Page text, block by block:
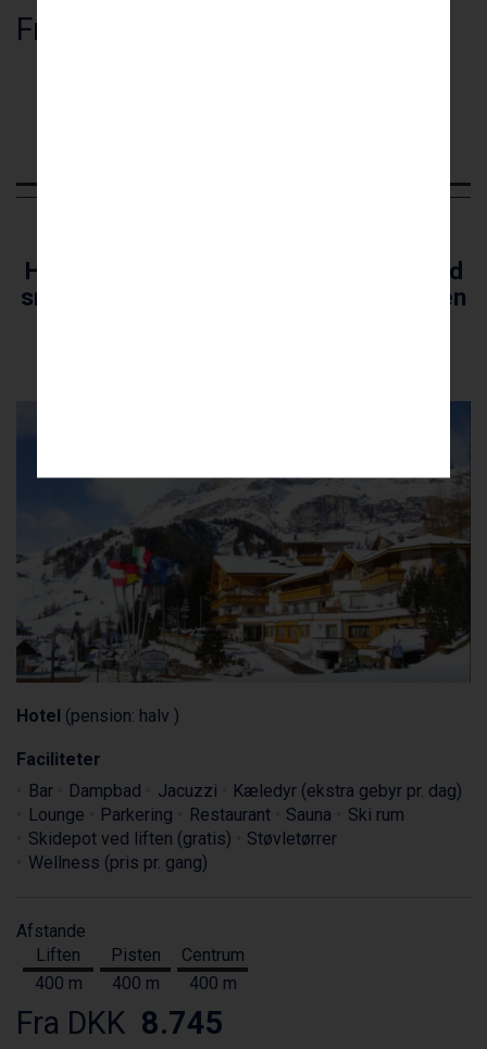
Fra DKK
Hotel beliggende centralt i Arabba med
smuk udsigt og skiopbevaring ved liften
Hotel (pension: halv )
Faciliteter
Bar
Dampbad Jacuzzi
Kæledyr (ekstra gebyr pr. dag)
Lounge
Parkering Restaurant Sauna
Ski rum
Skidepot ved liften (gratis)
Støvletørrer
Wellness (pris pr. gang)
Afstande
Liften
400 m
Pisten
400 m
Centrum
400 m
Fra DKK 8.745